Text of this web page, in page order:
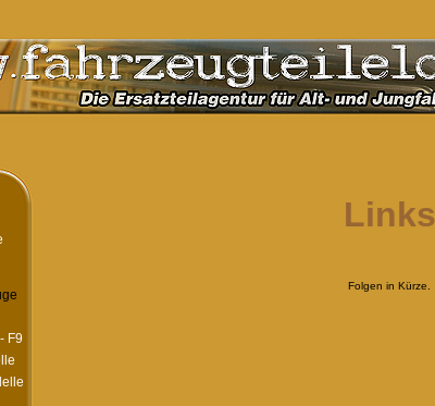
F9
Links
Folgen in Kürze.